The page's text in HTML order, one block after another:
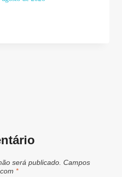
será publicado. Campos
*